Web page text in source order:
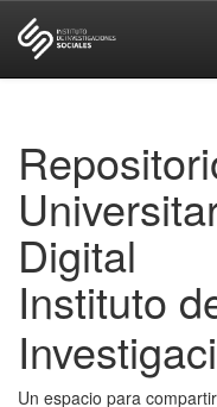
Digital
Instituto
Un espacio para